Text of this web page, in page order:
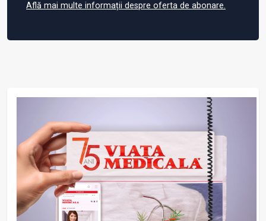
Află mai multe informații despre oferta de abonare.